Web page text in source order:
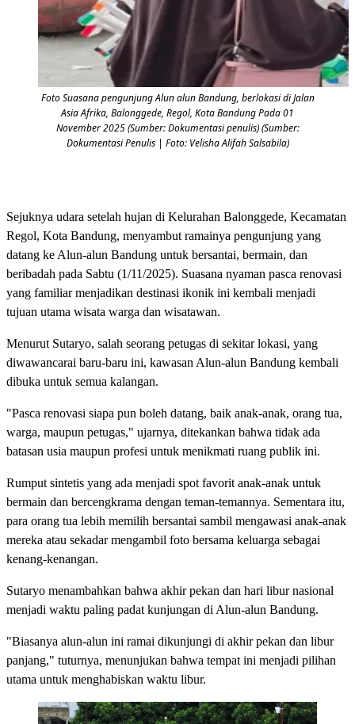
Foto Suasana pengunjung Alun alun Bandung, berlokasi di Jalan
Asia Afrika, Balonggede, Regol, Kota Bandung Pada 01
November 2025 (Sumber: Dokumentasi penulis) (Sumber:
Dokumentasi Penulis | Foto: Velisha Alifah Salsabila)
Sejuknya udara setelah hujan di Kelurahan Balonggede, Kecamatan
Regol, Kota Bandung, menyambut ramainya pengunjung yang
datang ke Alun-alun Bandung untuk bersantai, bermain, dan
beribadah pada Sabtu (1/11/2025). Suasana nyaman pasca renovasi
yang familiar menjadikan destinasi ikonik ini kembali menjadi
tujuan utama wisata warga dan wisatawan.
Menurut Sutaryo, salah seorang petugas di sekitar lokasi, yang
diwawancarai baru-baru ini, kawasan Alun-alun Bandung kembali
dibuka untuk semua kalangan.
"Pasca renovasi siapa pun boleh datang, baik anak-anak, orang tua,
warga, maupun petugas," ujarnya, ditekankan bahwa tidak ada
batasan usia maupun profesi untuk menikmati ruang publik ini.
Rumput sintetis yang ada menjadi spot favorit anak-anak untuk
bermain dan bercengkrama dengan teman-temannya. Sementara itu,
para orang tua lebih memilih bersantai sambil mengawasi anak-anak
mereka atau sekadar mengambil foto bersama keluarga sebagai
kenang-kenangan.
Sutaryo menambahkan bahwa akhir pekan dan hari libur nasional
menjadi waktu paling padat kunjungan di Alun-alun Bandung.
"Biasanya alun-alun ini ramai dikunjungi di akhir pekan dan libur
panjang," tuturnya, menunjukan bahwa tempat ini menjadi pilihan
utama untuk menghabiskan waktu libur.